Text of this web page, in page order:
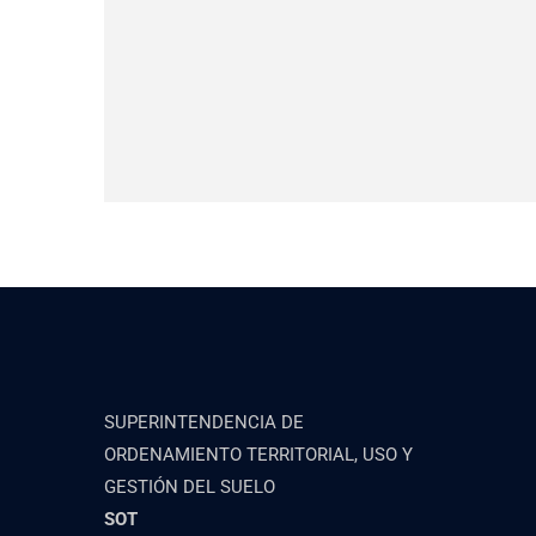
SUPERINTENDENCIA DE
ORDENAMIENTO TERRITORIAL, USO Y
GESTIÓN DEL SUELO
SOT